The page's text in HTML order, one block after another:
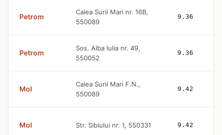
Petrom
Calea Surii Mari nr. 16B,
550089
9.36
Petrom
Sos. Alba Iulia nr. 49,
550052
9.36
Mol
Calea Surii Mari F.N.,
550089
9.42
Mol Str. Sibiului nr. 1, 550331 9.42